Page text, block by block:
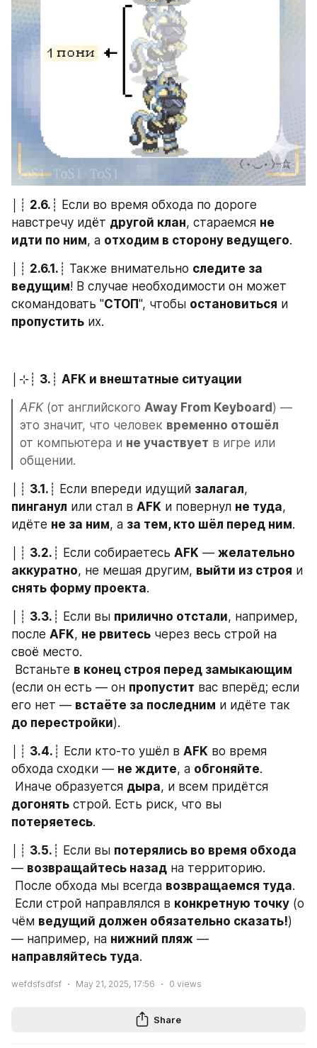
│┊ 2.6. ┊ Если во время обхода по дороге
навстречу идёт другой клан, стараемся не
идти по ним, а отходим в сторону ведущего.
│┊ 2.6.1. ┊ Также внимательно следите за
ведущим! В случае необходимости он может
скомандовать "СТОП", чтобы остановиться
пропустить их.
│⊹┊ 3. ┊ AFK и внештатные ситуации
AFK (от английского Away From Keyboard ) —
это значит, что человек временно отошёл
от компьютера и не участвует в игре или
общении.
│┊ 3.1. ┊ Если впереди идущий залагал
пинганул или стал в AFK и повернул не туда,
идёте не за ним, а за тем, кто шёл перед ним.
│┊ 3.2. ┊ Если собираетесь AFK — желательно
аккуратно, не мешая другим, выйти из строя
снять форму проекта.
│┊ 3.3. ┊ Если вы прилично отстали, например,
после AFK, не рвитесь через весь строй на
своё место.
Встаньте в конец строя перед замыкающим
(если он есть — он пропустит вас вперёд; если
его нет — встаёте за последним
до перестройки).
│┊ 3.4. ┊ Если кто-то ушёл в AFK во время
обхода сходки — не ждите, а обгоняйте.
Иначе образуется дыра
догонять
потеряетесь.
│┊ 3.5. ┊ Если вы потерялись во время обхода
— возвращайтесь назад на территорию.
После обхода мы всегда возвращаемся туда.
Если строй направлялся в конкретную точку (о
чём ведущий должен обязательно сказать!)
— например, на нижний пляж
направляйтесь туда.
wefdsfsdfsf May 21, 2025, 17:56 0 views
Share